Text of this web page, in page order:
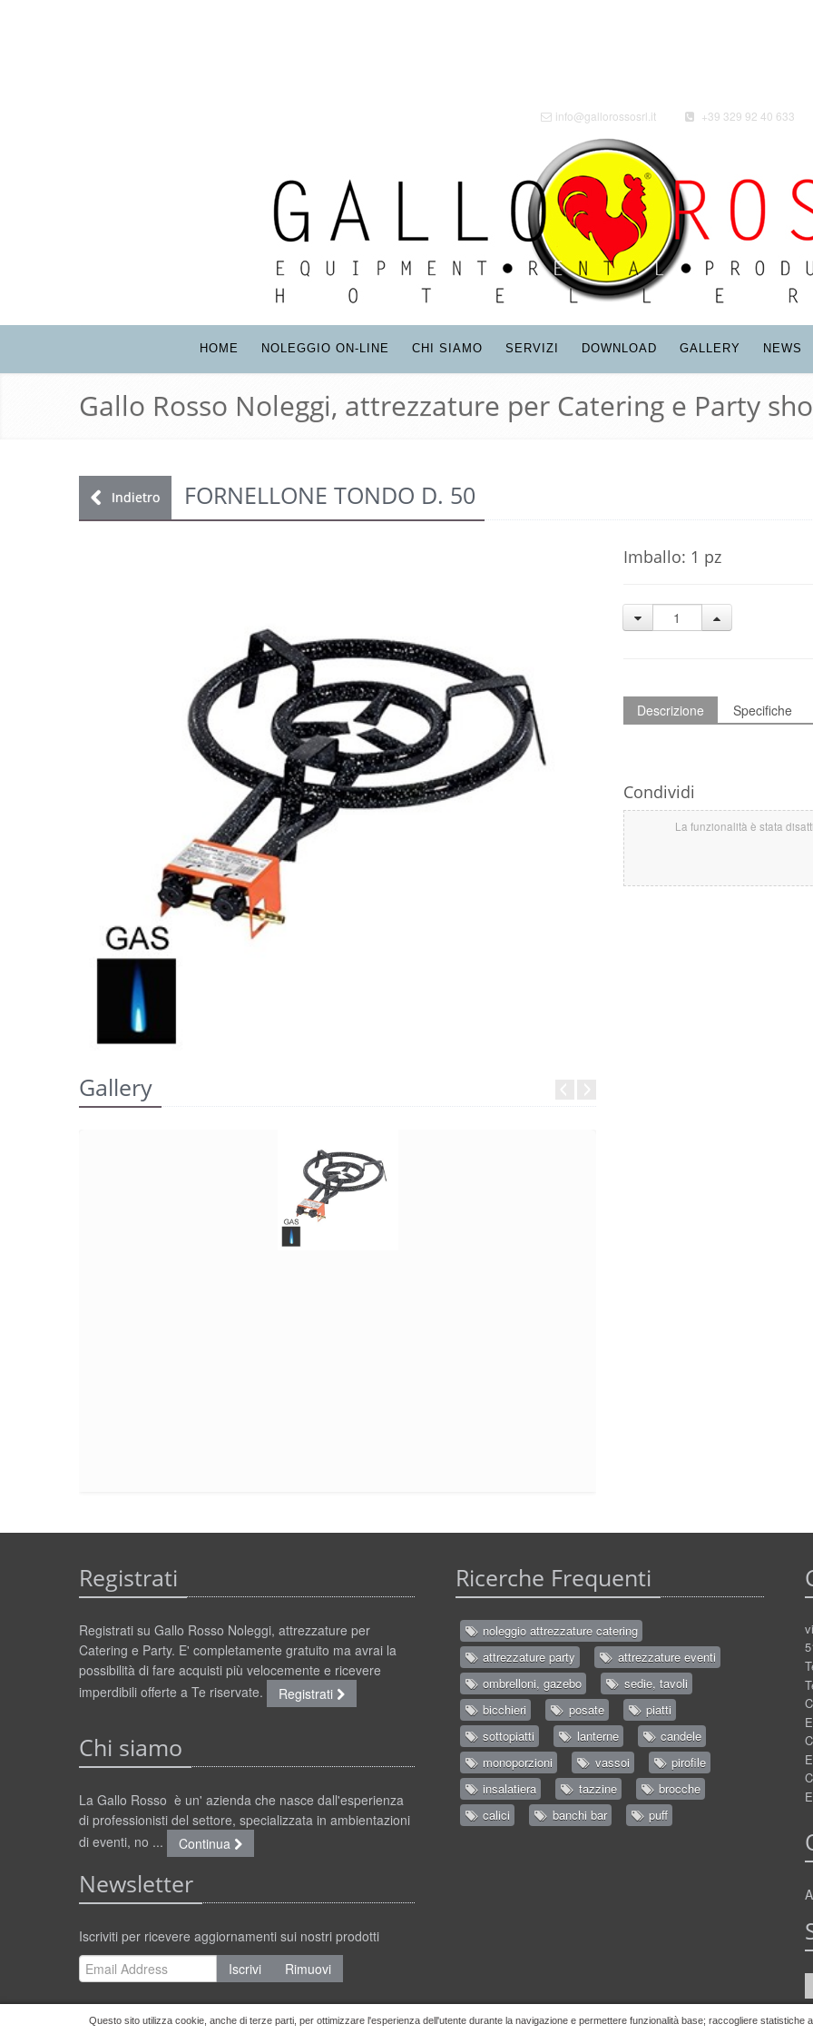
info@gallorossosrl.it +39 329 92 40 633
HOME NOLEGGIO ON-LINE CHI SIAMO SERVIZI DOWNLOAD GALLERY NEWS
Gallo Rosso Noleggi, attrezzature per Catering e Party
Indietro FORNELLONE TONDO D. 50
Gallery
Imballo: 1 pz
Descrizione Specifiche
Condividi
La funzionalità è stata
Questo sito utilizza cookie, anche di terze parti, per ottimizzare l'esperienza dell'utente durante la navigazione e permettere funzionalità base; raccogliere statistiche
Registrati
Registrati su Gallo Rosso Noleggi, attrezzature per
Catering e Party. E' completamente gratuito ma avrai la
possibilità di fare acquisti più velocemente e ricevere
imperdibili offerte a Te riservate.
Registrati
Chi siamo
La Gallo Rosso è un' azienda che nasce dall'esperienza
di professionisti del settore, specializzata in ambientazioni
di eventi, no ...
Continua
Newsletter
Iscriviti per ricevere aggiornamenti sui nostri prodotti
Iscrivi
Rimuovi
Ricerche Frequenti
noleggio attrezzature catering
attrezzature party
attrezzature eventi
ombrelloni, gazebo
sedie, tavoli
bicchieri
posate
piatti
sottopiatti
lanterne
candele
monoporzioni
vassoi
pirofile
insalatiera
tazzine
brocche
calici
banchi bar puff